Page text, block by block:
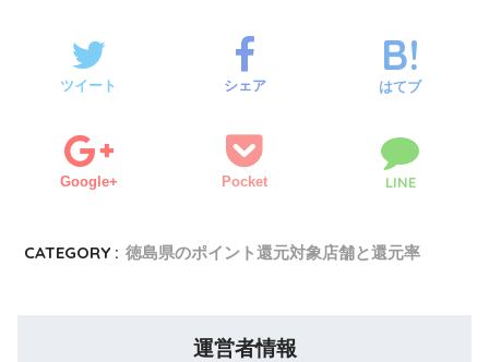
ツイート シェア はてブ
Google+ Pocket LINE
CATEGORY : 徳島県のポイント還元対象店舗と還元率
運営者情報